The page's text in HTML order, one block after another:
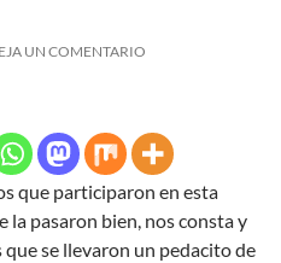
UN COMENTARIO
que participaron en esta
la pasaron bien, nos consta y
que se llevaron un pedacito de